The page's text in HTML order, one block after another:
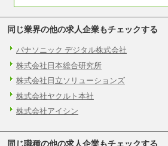
同じ業界の他の求人企業もチェックする
パナソニック デジタル株式会社
株式会社日本総合研究所
株式会社日立ソリューションズ
株式会社ヤクルト本社
株式会社アイシン
同じ職種の他の求人企業もチェックする